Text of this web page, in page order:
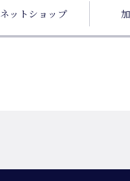
ネットショップ